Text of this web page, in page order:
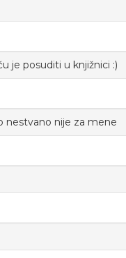
je posuditi u knjižnici :)
nestvano nije za mene